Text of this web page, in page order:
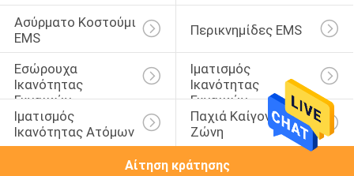
Ασύρματο Κοστούμι
EMS
Περικνημίδες EMS
Εσώρουχα
Ικανότητας
Γυναικών
Ιματισμός
Ικανότητας
Γυναικών
Ιματισμός
Ικανότητας Ατόμων
Παχιά Καίγοντας
Ζώνη
Αίτηση κράτησης